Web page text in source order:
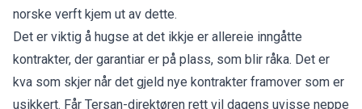
norske verft kjem ut av dette.
Det er viktig å hugse at det ikkje er allereie inngåtte
kontrakter, der garantiar er på plass, som blir råka. Det er
kva som skjer når det gjeld nye kontrakter framover som er
usikkert. Får Tersan-direktøren rett vil dagens uvisse neppe